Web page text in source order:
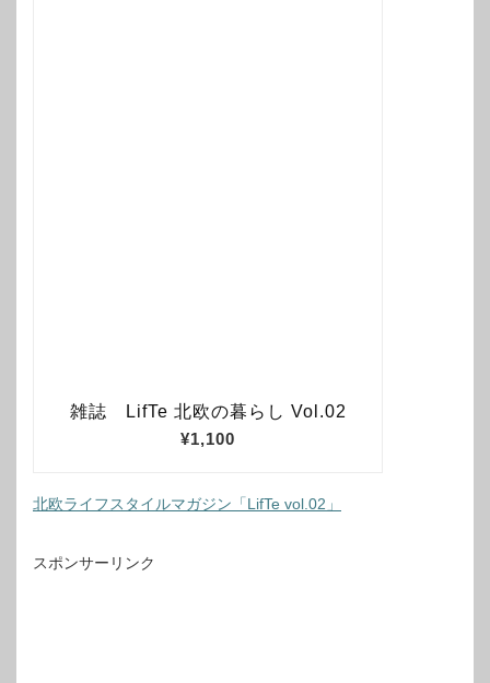
北欧ライフスタイルマガジン「LifTe vol.02」
スポンサーリンク